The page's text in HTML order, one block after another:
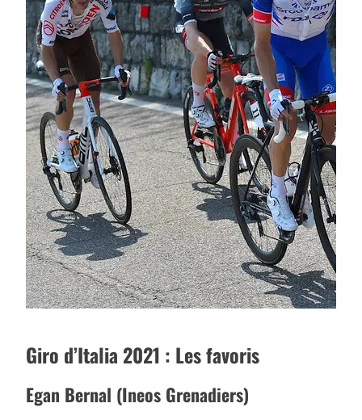
Giro d’Italia 2021 : Les favoris
Egan Bernal (Ineos Grenadiers)